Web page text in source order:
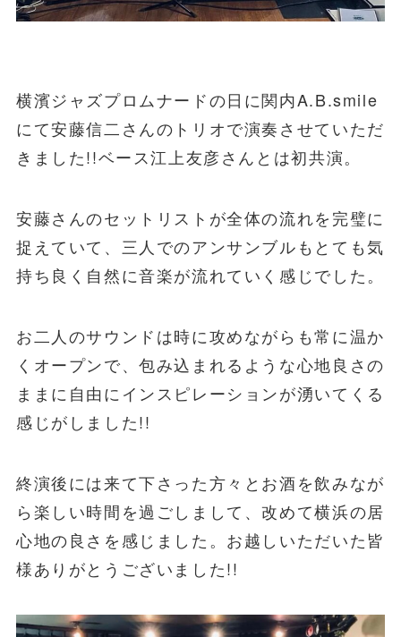
横濱ジャズプロムナードの日に関内A.B.smile
にて安藤信二さんのトリオで演奏させていただ
きました!!ベース江上友彦さんとは初共演。
安藤さんのセットリストが全体の流れを完璧に
捉えていて、三人でのアンサンブルもとても気
持ち良く自然に音楽が流れていく感じでした。
お二人のサウンドは時に攻めながらも常に温か
くオープンで、包み込まれるような心地良さの
ままに自由にインスピレーションが湧いてくる
感じがしました!!
終演後には来て下さった方々とお酒を飲みなが
ら楽しい時間を過ごしまして、改めて横浜の居
心地の良さを感じました。お越しいただいた皆
様ありがとうございました!!